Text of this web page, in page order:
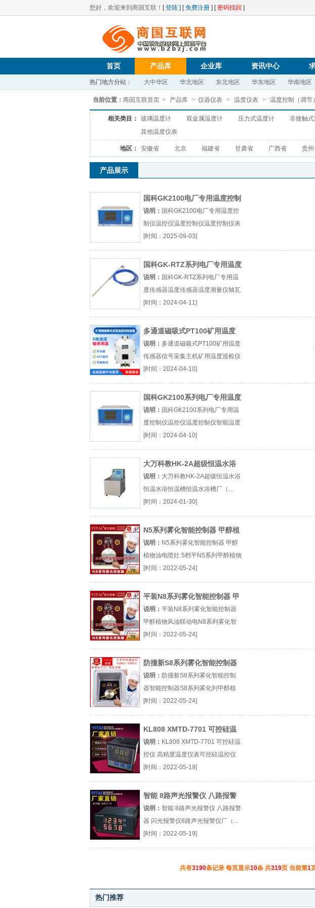
您好，欢迎来到商国互联！ [登陆 ] [免费注册 ] [密码找回 ]
首页 产品库 企业库 资讯中心
热门地方分站： 大中华区 华北地区 东北地区 华东地区 华南地区
当前位置： 商国互联首页 > 产品库 > 仪器仪表 > 温度仪表 > 温度控制（调节
相关类目： 玻璃温度计 双金属温度计 压力式温度计 非接触
其他温度仪表
地区： 安徽省 北京 福建省 甘肃省 广西省 贵
产品展示
国科GK2100电厂专用温度控制
仪
说明： 国科GK2100电厂专用温度控
制仪温控仪温度控制仪温度控制仪表
厂（...『温控仪』
[时间：2025-09-03]
国科GK-RTZ系列电厂专用温度
传感器
说明： 国科GK-RTZ系列电厂专用温
度传感器温度传感器温度测量仪轴瓦
温度传感器厂（...『温度传感器』
[时间：2024-04-11]
多通道磁吸式PT100矿用温度
传感器信号采集主机
说明： 多通道磁吸式PT100矿用温度
传感器信号采集主机矿用温度巡检仪
矿用温度采集主机PT100矿用温度采
集器厂（...『矿用温度巡检仪』
[时间：2024-04-10]
国科GK2100系列电厂专用温度
控制仪
说明： 国科GK2100系列电厂专用温
度控制仪温控仪温度控制仪智能温度
控制仪厂（...『温控仪』
[时间：2024-04-10]
大万科教HK-2A超级恒温水浴
说明： 大万科教HK-2A超级恒温水浴
恒温水浴恒温槽恒温水浴槽厂（...
『恒温水浴』
[时间：2024-01-30]
N5系列雾化智能控制器 甲醇植
物油电喷灶 5档平
说明： N5系列雾化智能控制器 甲醇
植物油电喷灶 5档平N5系列甲醇植物
油电喷灶厂（...『N5系列』
[时间：2022-05-24]
平装N8系列雾化智能控制器 甲
醇植物风油联动电
说明： 平装N8系列雾化智能控制器
甲醇植物风油联动电N8系列雾化智
能控制器甲醇植物厂（...『N8系列雾
化智能控制器』
[时间：2022-05-24]
防撞新S8系列雾化智能控制器
说明： 防撞新S8系列雾化智能控制
器智能控制器S8系列雾化列甲醇植
物油厂（...『智能控制器』
[时间：2022-05-24]
KL808 XMTD-7701 可控硅温
控仪 高精度温度仪表
说明： KL808 XMTD-7701 可控硅温
控仪 高精度温度仪表可控硅温控仪
厂（...『可控硅温控仪』
[时间：2022-05-19]
智能 8路声光报警仪 八路报警
器 闪光报警仪
说明： 智能 8路声光报警仪 八路报警
器 闪光报警仪8路声光报警仪厂（...
『8路声光报警仪』
[时间：2022-05-19]
共有3190条记录 每页显示10条 共319页 当前第1
热门推荐